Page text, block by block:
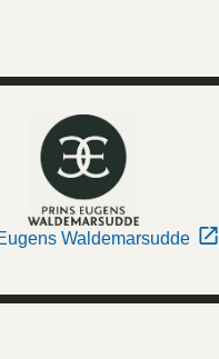
Waldemarsudde